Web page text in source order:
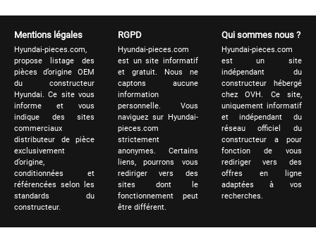
Mentions légales
Hyundai-pieces.com,
propose listage des
pièces d’origine OEM
du constructeur
Hyundai. Ce site vous
informe et vous
indique des sites
commerciaux
distributeur de pièce
exclusivement
d’origine,
conditionnées et
référencées selon les
standards du
constructeur.
RGPD
Hyundai-pieces.com
est un site informatif
et gratuit. Nous ne
captons aucune
information
personnelle. Vous
naviguez sur Hyundai-
pieces.com
strictement
anonymes. Certains
liens, pourrons vous
rediriger vers des
sites dont le
fonctionnement peut
être différent.
Qui sommes nous ?
Hyundai-pieces.com
est un site
indépendant du
constructeur hébergé
chez OVH. Ce site,
uniquement informatif
et indépendant du
réseau officiel du
constructeur a pour
fonction de vous
rediriger vers des
offres en ligne
adaptées à vos
recherches.